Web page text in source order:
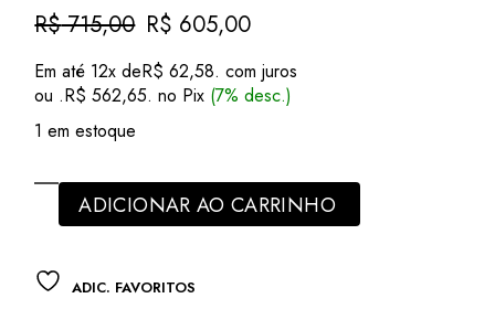
R$715,00
O
preço
original
era:
R$ 715,00.
R$ 605,00
O
preço
atual
é:
R$ 605,00.
Em até 12x deR$ 62,58. com juros
ou .R$ 562,65. no Pix (7% desc.)
1 em estoque
ADICIONAR AO CARRINHO
ADIC. FAVORITOS